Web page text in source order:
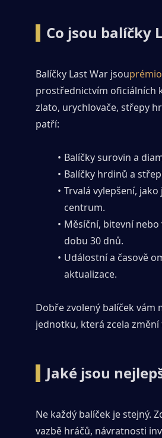
Co jsou balíčky
Balíčky Last War jsou
prostřednictvím oficiálních
zlato, urychlovače, střepy
patří:
Balíčky surovin a
Balíčky hrdinů a
Trvalá vylepšení,
centrum.
Měsíční, bitevní
dobu 30 dnů.
Událostní a časově
aktualizace.
Dobře zvolený balíček
jednotku, která zcela
Jaké jsou
Ne každý balíček je stejný.
vazbě hráčů, návratnosti